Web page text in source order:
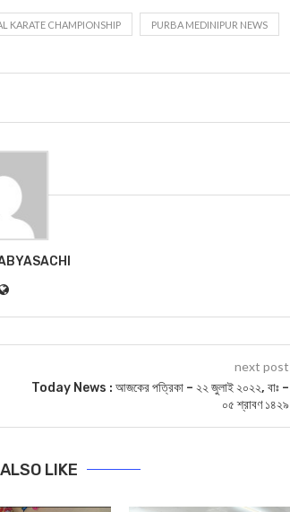
KARATE CHAMPIONSHIP PURBA MEDINIPUR NEWS
next post
Today News : আজকের পত্রিকা – ২২ জুলাই ২০২২, বাঃ –
০৫ শ্রাবণ ১৪২৯
LIKE